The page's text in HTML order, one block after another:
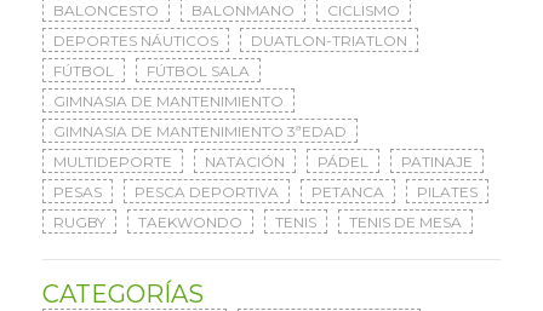
BALONCESTO
BALONMANO
CICLISMO
DEPORTES NÁUTICOS
DUATLON-TRIATLON
FÚTBOL
FÚTBOL SALA
GIMNASIA DE MANTENIMIENTO
GIMNASIA DE MANTENIMIENTO 3ªEDAD
MULTIDEPORTE
NATACIÓN PÁDEL
PATINAJE
PESAS
PESCA DEPORTIVA PETANCA
PILATES
RUGBY
TAEKWONDO TENIS TENIS DE MESA
CATEGORÍAS